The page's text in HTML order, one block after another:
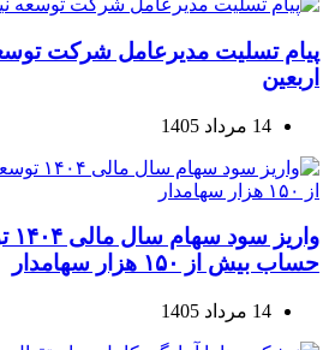
پیام تسلیت مدیرعامل شرکت
اربعین
14 مرداد 1405
حساب بیش از ۱۵۰ هزار سهامدار
14 مرداد 1405